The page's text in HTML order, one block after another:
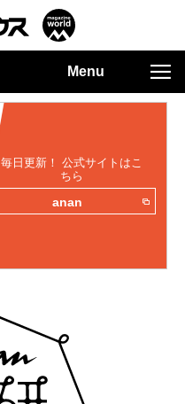
Menu
毎日更新！ 公式サイトはこ
ちら
anan